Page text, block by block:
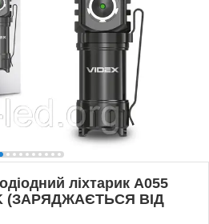
ліхтарик A055
(ЗАРЯДЖАЄТЬСЯ ВІД